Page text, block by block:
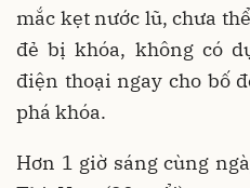
mắc kẹt nước lũ, chưa
đẻ bị khóa, không có
điện thoại ngay cho bố
phá khóa.
Hơn 1 giờ sáng cùng